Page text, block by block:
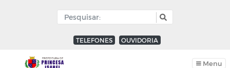
TELEFONES OUVIDORIA
Menu